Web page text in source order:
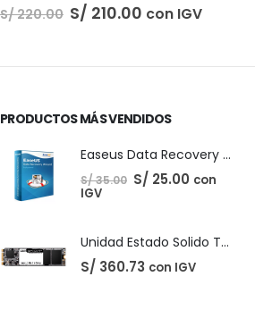
S/1,462.79con IGV
PRODUCTOS MÁS VENDIDOS
Easeus Data Recovery Wizard 13.5
S/35.00 El
precio
S/ 25.00Elcon
IGV
Unidad Estado Solido TeamGroup 512GB MS30
S/ 360.73 con IGV